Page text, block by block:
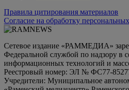
Правила цитирования материалов
Согласие на обработку
Сетевое издание «РАММЕДИА»
Федеральной службой по надзору в
информационных технологий и
Реестровый номер: ЭЛ № ФС77-
Учредители: Муниципальное